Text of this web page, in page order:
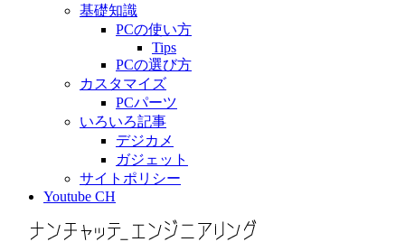
基礎知識
PCの使い方
Tips
PCの選び方
カスタマイズ
PCパーツ
いろいろ記事
デジカメ
ガジェット
サイトポリシー
Youtube CH